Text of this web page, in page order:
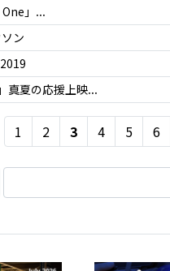
」...
ン
真夏の応援上映...
1 2 3 4 5 6